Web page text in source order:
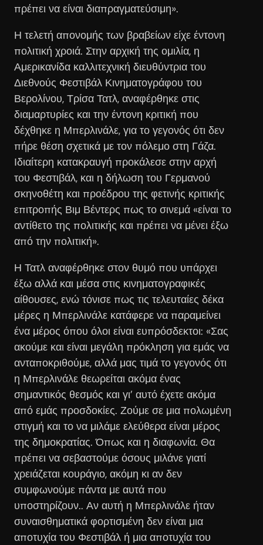
πρέπει να είναι διαπραγματεύσιμη».
Η τελετή απονομής των βραβείων είχε έντονη
πολιτική χροιά. Στην αρχική της ομιλία, η
Αμερικανίδα καλλιτεχνική διευθύντρια του
Διεθνούς Φεστιβάλ Κινηματογράφου του
Βερολίνου, Τρίσα Τατλ, αναφέρθηκε στις
διαμαρτυρίες και την έντονη κριτική που
δέχθηκε η Μπερλινάλε, για το γεγονός ότι δεν
πήρε θέση σχετικά με τον πόλεμο στη Γάζα.
Ιδιαίτερη κατακραυγή προκάλεσε στην αρχή
του Φεστιβάλ, και η δήλωση του Γερμανού
σκηνοθέτη και προέδρου της φετινής κριτικής
επιτροπής Βιμ Βέντερς πως το σινεμά «είναι το
αντίθετο της πολιτικής και πρέπει να μένει έξω
από την πολιτική».
Η Τατλ αναφέρθηκε στον θυμό που υπάρχει
έξω αλλά και μέσα στις κινηματογραφικές
αίθουσες, ενώ τόνισε πως τις τελευταίες δέκα
μέρες η Μπερλινάλε κατάφερε να παραμείνει
ένα μέρος όπου όλοι είναι ευπρόσδεκτοι: «Σας
ακούμε και είναι μεγάλη πρόκληση για εμάς να
ανταποκριθούμε, αλλά μας τιμά το γεγονός ότι
η Μπερλινάλε θεωρείται ακόμα ένας
σημαντικός θεσμός και γι’ αυτό έχετε ακόμα
από εμάς προσδοκίες. Ζούμε σε μια πολωμένη
στιγμή και το να μιλάμε ελεύθερα είναι μέρος
της δημοκρατίας. Όπως και η διαφωνία. Θα
πρέπει να σεβαστούμε όσους μιλάνε γιατί
χρειάζεται κουράγιο, ακόμη κι αν δεν
συμφωνούμε πάντα με αυτά που
υποστηρίζουν.. Αν αυτή η Μπερλινάλε ήταν
συναισθηματικά φορτισμένη δεν είναι μια
αποτυχία του Φεστιβάλ ή μια αποτυχία του